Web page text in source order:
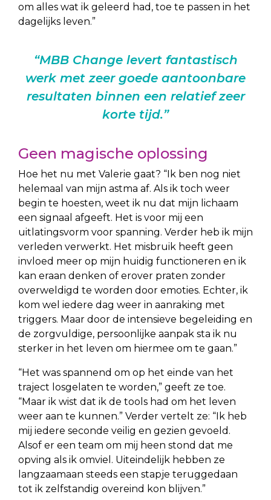
om alles wat ik geleerd had, toe te passen in het
dagelijks leven.”
“MBB Change levert fantastisch
werk met zeer goede aantoonbare
resultaten binnen een relatief zeer
korte tijd.”
Geen magische oplossing
Hoe het nu met Valerie gaat? “Ik ben nog niet
helemaal van mijn astma af. Als ik toch weer
begin te hoesten, weet ik nu dat mijn lichaam
een signaal afgeeft. Het is voor mij een
uitlatingsvorm voor spanning. Verder heb ik mijn
verleden verwerkt. Het misbruik heeft geen
invloed meer op mijn huidig functioneren en ik
kan eraan denken of erover praten zonder
overweldigd te worden door emoties. Echter, ik
kom wel iedere dag weer in aanraking met
triggers. Maar door de intensieve begeleiding en
de zorgvuldige, persoonlijke aanpak sta ik nu
sterker in het leven om hiermee om te gaan.”
“Het was spannend om op het einde van het
traject losgelaten te worden,” geeft ze toe.
“Maar ik wist dat ik de tools had om het leven
weer aan te kunnen.” Verder vertelt ze: “Ik heb
mij iedere seconde veilig en gezien gevoeld.
Alsof er een team om mij heen stond dat me
opving als ik omviel. Uiteindelijk hebben ze
langzaamaan steeds een stapje teruggedaan
tot ik zelfstandig overeind kon blijven.”